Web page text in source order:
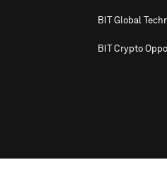
BIT Global
BIT Crypto